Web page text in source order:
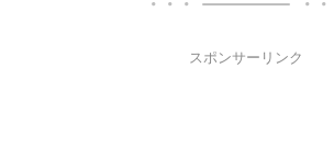
スポンサーリンク